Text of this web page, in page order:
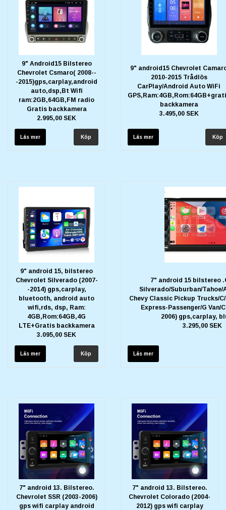
9" Android15 Bilstereo
Chevrolet Csmaro( 2008--
-2015)gps,carplay,android
auto,dsp,Bt Wifi
ram:2GB,64GB,FM radio
Gratis backkamera
2.995,00 SEK
Läs mer
9" android15 Chevrolet
2010-2015 Trådlös
CarPlay/Android Auto WiFi
backkamera
3.495,00 SEK
Läs mer
9" android 15, bilstereo
Chevrolet Silverado (2007-
-2014) gps,carplay,
bluetooth, android auto
wifi,rds, dsp, Ram:
4GB,Rom:64GB,4G
LTE+Gratis backkamera
3.095,00 SEK
Läs mer
7" android 15 bilstereo
Silverado/Suburban/
Chevy Classic Pickup Trucks/
Express-Passenger/G Van/
2006) gps,carplay,
3.295,00 SEK
Läs mer
7" android 13. Bilstereo.
Chevrolet SSR (2003-2006)
gps wifi carplay android
7" android 13. Bilstereo.
Chevrolet Colorado (2004-
2012) gps wifi carplay